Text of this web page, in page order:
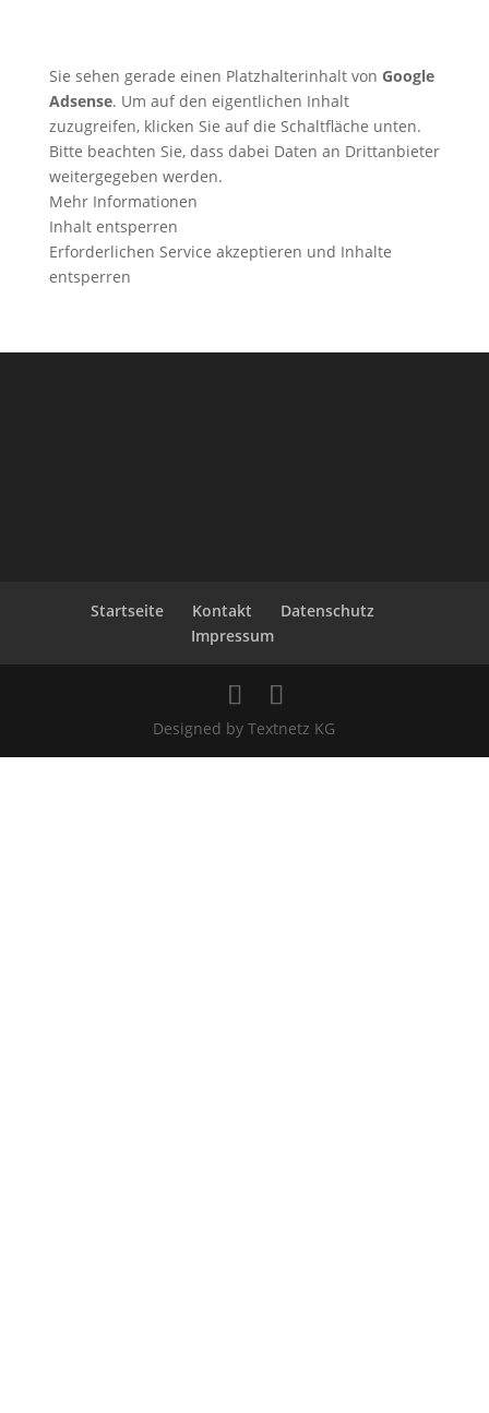
Sie sehen gerade einen Platzhalterinhalt von Google
Adsense. Um auf den eigentlichen Inhalt
zuzugreifen, klicken Sie auf die Schaltfläche unten.
Bitte beachten Sie, dass dabei Daten an Drittanbieter
weitergegeben werden.
Mehr Informationen
Inhalt entsperren
Erforderlichen Service akzeptieren und Inhalte
entsperren
Startseite Kontakt
Datenschutz
Impressum
Designed by Textnetz KG